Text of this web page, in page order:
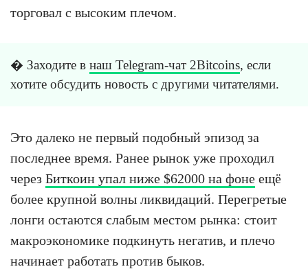
торговал с высоким плечом.
� Заходите в наш Telegram-чат 2Bitcoins, если
хотите обсудить новость с другими читателями.
Это далеко не первый подобный эпизод за
последнее время. Ранее рынок уже проходил
через Биткоин упал ниже $62000 на фоне ещё
более крупной волны ликвидаций. Перегретые
лонги остаются слабым местом рынка: стоит
макроэкономике подкинуть негатив, и плечо
начинает работать против быков.